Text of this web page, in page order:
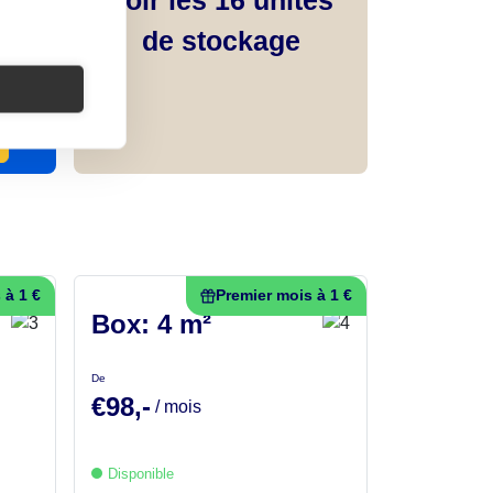
de stockage
à 1 € Premier mois à 1 €
Box: 4 m²
De
€98,- / mois
Disponible